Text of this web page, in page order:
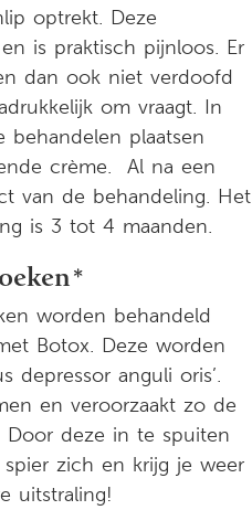
optrekt. Deze
is praktisch pijnloos. Er
dan ook niet verdoofd
om vraagt. In
plaatsen
crème. Al na een
van de behandeling. Het
is 3 tot 4 maanden.
worden behandeld
Botox. Deze worden
depressor anguli oris’.
en veroorzaakt zo de
Door deze in te spuiten
zich en krijg je weer
uitstraling!